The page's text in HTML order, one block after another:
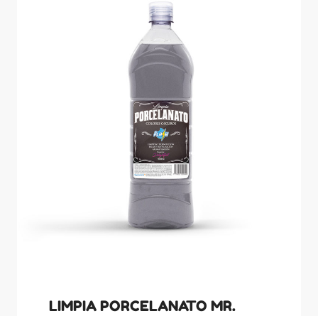
LIMPIA PORCELANATO MR.